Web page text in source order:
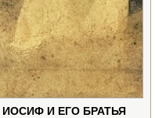
ИОСИФ И ЕГО БРАТЬЯ